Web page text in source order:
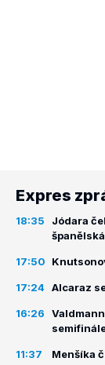
Expres
18:35
Jódara
17:50
17:24 Alcaraz
16:26
11:37 Menšíka